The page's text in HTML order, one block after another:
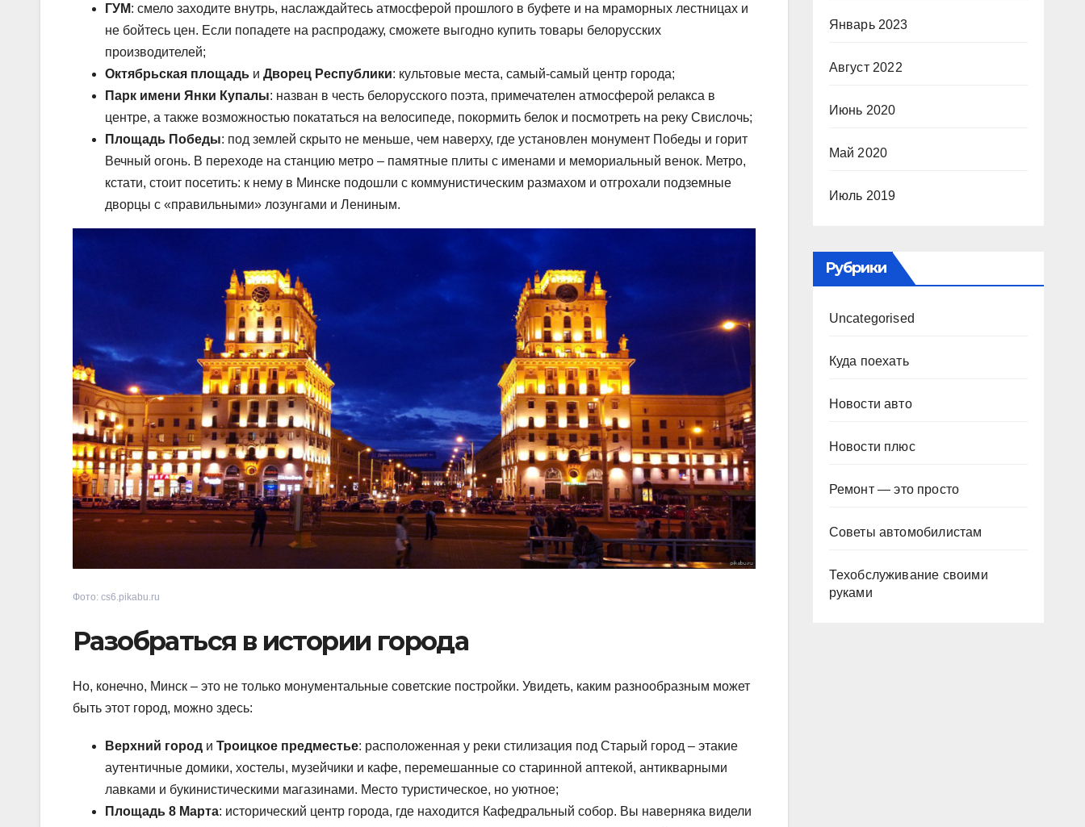
ГУМ: смело заходите внутрь, наслаждайтесь атмосферой прошлого в буфете и на мраморных лестницах и
не бойтесь цен. Если попадете на распродажу, сможете выгодно купить товары белорусских
производителей;
Октябрьская площадь и Дворец Республики: культовые места, самый-самый центр города;
Парк имени Янки Купалы: назван в честь белорусского поэта, примечателен атмосферой релакса в
центре, а также возможностью покататься на велосипеде, покормить белок и посмотреть на реку Свислочь;
Площадь Победы: под землей скрыто не меньше, чем наверху, где установлен монумент Победы и горит
Вечный огонь. В переходе на станцию метро – памятные плиты с именами и мемориальный венок. Метро,
кстати, стоит посетить: к нему в Минске подошли с коммунистическим размахом и отгрохали подземные
дворцы с «правильными» лозунгами и Лениным.
Фото: cs6.pikabu.ru
Разобраться в истории города
Но, конечно, Минск – это не только монументальные советские постройки. Увидеть, каким разнообразным может
быть этот город, можно здесь:
Верхний город и Троицкое предместье: расположенная у реки стилизация под Старый город – этакие
аутентичные домики, хостелы, музейчики и кафе, перемешанные со старинной аптекой, антикварными
лавками и букинистическими магазинами. Место туристическое, но уютное;
Площадь 8 Марта: исторический центр города, где находится Кафедральный собор. Вы наверняка видели
Январь 2023
Август 2022
Июнь 2020
Май 2020
Июль 2019
Рубрики
Uncategorised
Куда поехать
Новости авто
Новости плюс
Ремонт — это просто
Советы автомобилистам
Техобслуживание своими
руками